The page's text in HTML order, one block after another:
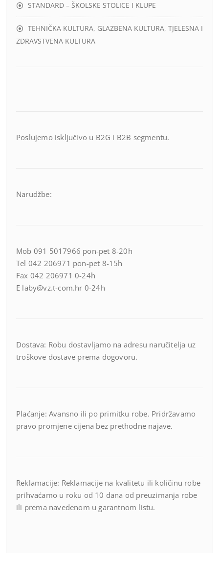
STANDARD – ŠKOLSKE STOLICE I KLUPE
TEHNIČKA KULTURA, GLAZBENA KULTURA, TJELESNA I
ZDRAVSTVENA KULTURA
Poslujemo isključivo u B2G i B2B segmentu.
Narudžbe:
Mob 091 5017966 pon-pet 8-20h
Tel 042 206971 pon-pet 8-15h
Fax 042 206971 0-24h
E laby@vz.t-com.hr 0-24h
Dostava: Robu dostavljamo na adresu naručitelja uz
troškove dostave prema dogovoru.
Plaćanje: Avansno ili po primitku robe. Pridržavamo
pravo promjene cijena bez prethodne najave.
Reklamacije: Reklamacije na kvalitetu ili količinu robe
prihvaćamo u roku od 10 dana od preuzimanja robe
ili prema navedenom u garantnom listu.